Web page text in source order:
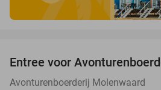
Entree voor
Avonturenboerderij Molenwaard